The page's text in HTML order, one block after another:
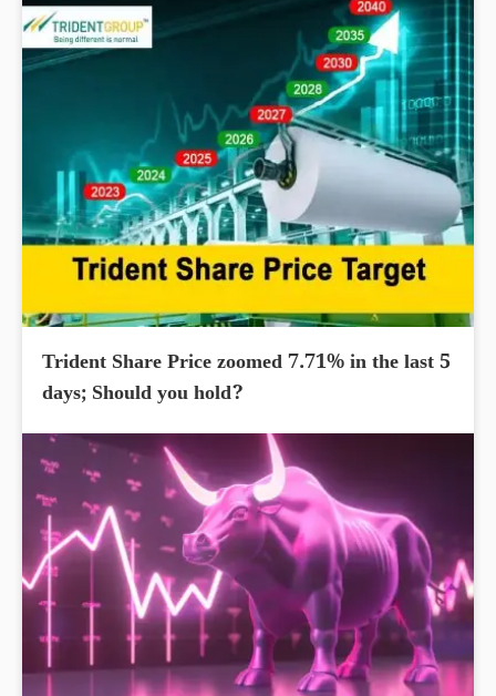
Trident Share Price zoomed 7.71% in the last 5
days; Should you hold?